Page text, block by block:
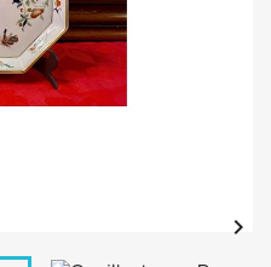
